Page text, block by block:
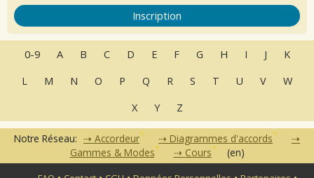
Inscription
0-9 A B C D E F G H I J
K
L
M N O P Q R S T U V
W
X
Y Z
Notre Réseau: Accordeur
Diagrammes d'accords
Gammes & Modes
Cours (en)